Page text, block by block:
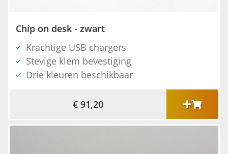
Chip on desk - zwart
Krachtige USB chargers
Stevige klem bevestiging
Drie kleuren beschikbaar
€ 91,20